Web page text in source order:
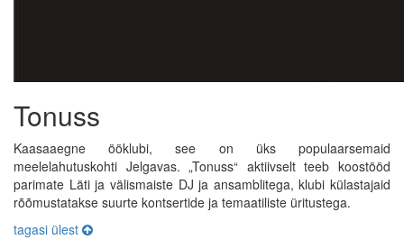
Tonuss
Kaasaaegne ööklubi, see on üks populaarsemaid
meelelahutuskohti Jelgavas. „Tonuss“ aktiivselt teeb koostööd
parimate Läti ja välismaiste DJ ja ansamblitega, klubi külastajaid
rõõmustatakse suurte kontsertide ja temaatiliste üritustega.
tagasi ülest